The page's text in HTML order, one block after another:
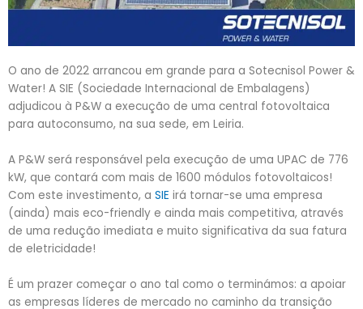
O ano de 2022 arrancou em grande para a Sotecnisol Power &
Water! A SIE (Sociedade Internacional de Embalagens)
adjudicou à P&W a execução de uma central fotovoltaica
para autoconsumo, na sua sede, em Leiria.
A P&W será responsável pela execução de uma UPAC de 776
kW, que contará com mais de 1600 módulos fotovoltaicos!
Com este investimento, a SIE irá tornar-se uma empresa
(ainda) mais eco-friendly e ainda mais competitiva, através
de uma redução imediata e muito significativa da sua fatura
de eletricidade!
É um prazer começar o ano tal como o terminámos: a apoiar
as empresas líderes de mercado no caminho da transição